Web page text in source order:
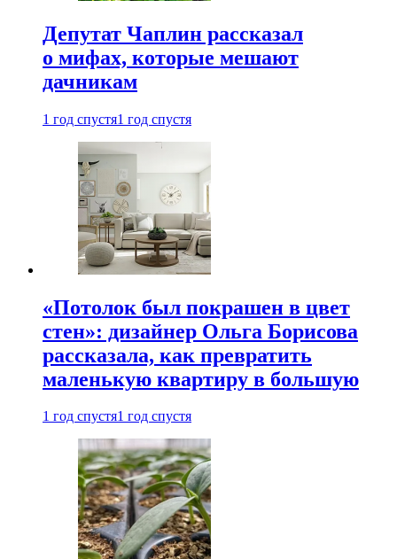
Депутат Чаплин рассказал
о мифах, которые мешают
дачникам
1 год спустя1 год спустя
«Потолок был покрашен в цвет
стен»: дизайнер Ольга Борисова
рассказала, как превратить
маленькую квартиру в большую
1 год спустя1 год спустя